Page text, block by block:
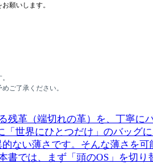
願いします。
ご了承ください。
残革（端切れの革）を、丁寧
世界にひとつだけ」のバッグに
ない薄さです。そんな薄さを
書では、まず「頭のOS」を切り